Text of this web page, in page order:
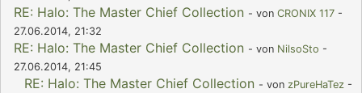
RE: Halo: The Master Chief Collection - von CRONIX 117 -
27.06.2014, 21:32
RE: Halo: The Master Chief Collection - von NilsoSto -
27.06.2014, 21:45
RE: Halo: The Master Chief Collection - von zPureHaTez -